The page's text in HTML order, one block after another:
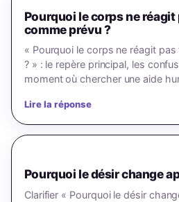
Pourquoi le corps ne
comme prévu ?
« Pourquoi le corps ne réagit
? » : le repère principal, les
moment où chercher une aide
Lire la réponse
Pourquoi le désir change
Clarifier « Pourquoi le désir